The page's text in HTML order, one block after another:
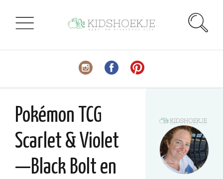
Pokémon TCG
Scarlet & Violet
—Black Bolt en